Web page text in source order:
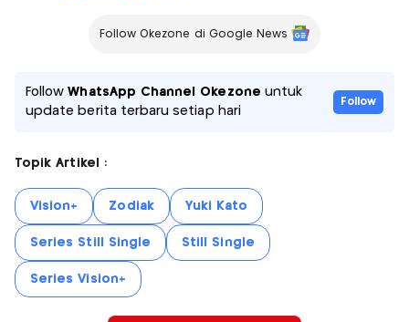
Follow Okezone di Google News
FollowWhatsApp Channel Okezone untuk
update berita terbaru setiap hari
Follow
Topik Artikel :
Vision+ Zodiak Yuki Kato
Series Still Single Still Single
Series Vision+